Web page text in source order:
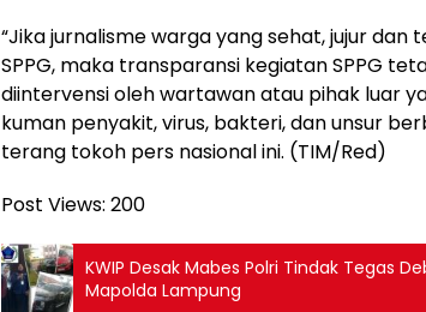
“Jika jurnalisme warga yang sehat, jujur
SPPG, maka transparansi kegiatan SPPG
diintervensi oleh wartawan atau pihak luar
kuman penyakit, virus, bakteri, dan unsur
terang tokoh pers nasional ini. (TIM/Red)
Post Views: 200
KWIP Desak Mabes Polri Tindak Tegas
Mapolda Lampung